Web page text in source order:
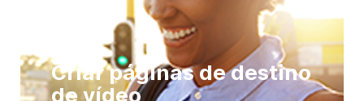
Criar páginas de destino
de vídeo